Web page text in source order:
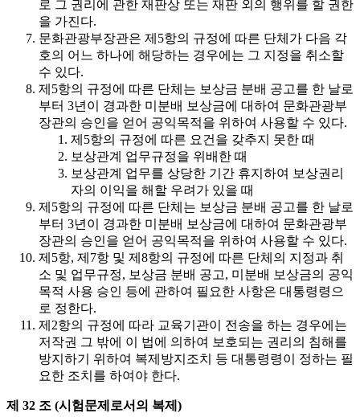
로 그 권리에 관한 재판상 또는 재판 외의 행위를 할 권한
을 가진다.
문화관광부장관은 제5항의 규정에 따른 단체가 다음 각
호의 어느 하나에 해당하는 경우에는 그 지정을 취소할
수 있다.
제5항의 규정에 따른 단체는 보상금 분배 공고를 한 날로
부터 3년이 경과한 미분배 보상금에 대하여 문화관광부
장관의 승인을 얻어 공익목적을 위하여 사용할 수 있다.
제5항의 규정에 따른 요건을 갖추지 못한 때
보상관계 업무규정을 위배한 때
보상관계 업무를 상당한 기간 휴지하여 보상권리
자의 이익을 해할 우려가 있을 때
제5항의 규정에 따른 단체는 보상금 분배 공고를 한 날로
부터 3년이 경과한 미분배 보상금에 대하여 문화관광부
장관의 승인을 얻어 공익목적을 위하여 사용할 수 있다.
제5항, 제7항 및 제8항의 규정에 따른 단체의 지정과 취
소 및 업무규정, 보상금 분배 공고, 미분배 보상금의 공익
목적 사용 승인 등에 관하여 필요한 사항은 대통령령으
로 정한다.
제2항의 규정에 따라 교육기관이 전송을 하는 경우에는
저작권 그 밖에 이 법에 의하여 보호되는 권리의 침해를
방지하기 위하여 복제방지조치 등 대통령령이 정하는 필
요한 조치를 하여야 한다.
제 32 조 (시험문제로서의 복제)